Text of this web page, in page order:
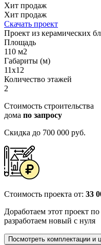
Хит продаж
Хит продаж
Скачать проект
Проект из керамических
Площадь
110 м2
Габариты (м)
11x12
Количество этажей
2
Стоимость строительства
дома по запросу
Скидка до 700 000 руб.
Стоимость проекта от: 33
Доработаем этот проект
разработаем новый с нуля
Посмотреть комплектации и